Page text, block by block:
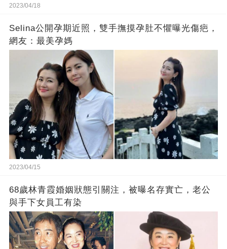
2023/04/18
Selina公開孕期近照，雙手撫摸孕肚不懼曝光傷疤，
網友：最美孕媽
2023/04/15
68歲林青霞婚姻狀態引關注，被曝名存實亡，老公
與手下女員工有染